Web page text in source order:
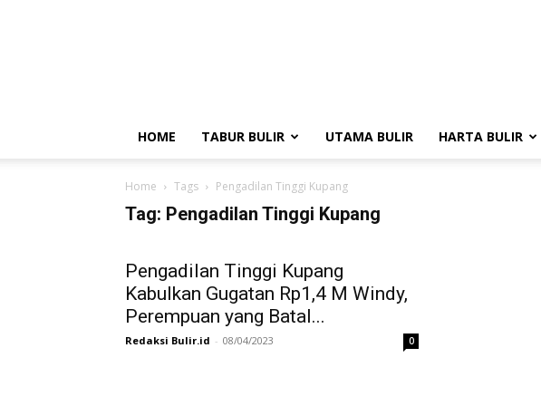
Akal
HOME TABUR BULIR UTAMA BULIR HARTA BULIR
Home Tags Pengadilan Tinggi Kupang
Tag: Pengadilan Tinggi Kupang
Pengadilan Tinggi Kupang
Kabulkan Gugatan Rp1,4 M Windy,
Perempuan yang Batal...
Redaksi Bulir.id - 08/04/2023 0